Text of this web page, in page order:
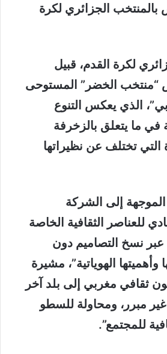
بالمنتخب الجزائري لكرة
لكرة القدم، قبيل
“منتخب الخضر” المستوحى
الذي يعكس التنوع
في ما يتعلق بالزخرفة
التي تختلف عن نظيراتها
إلى الشركة
للعناصر الثقافية الخاصة
عبر نسخ التصاميم دون
وأهميتها الهوياتية”، مشيرة
ثقافي مغربي إلى بلد آخر
غير مبرر، ومحاولة للسطو
للمجتمع”.